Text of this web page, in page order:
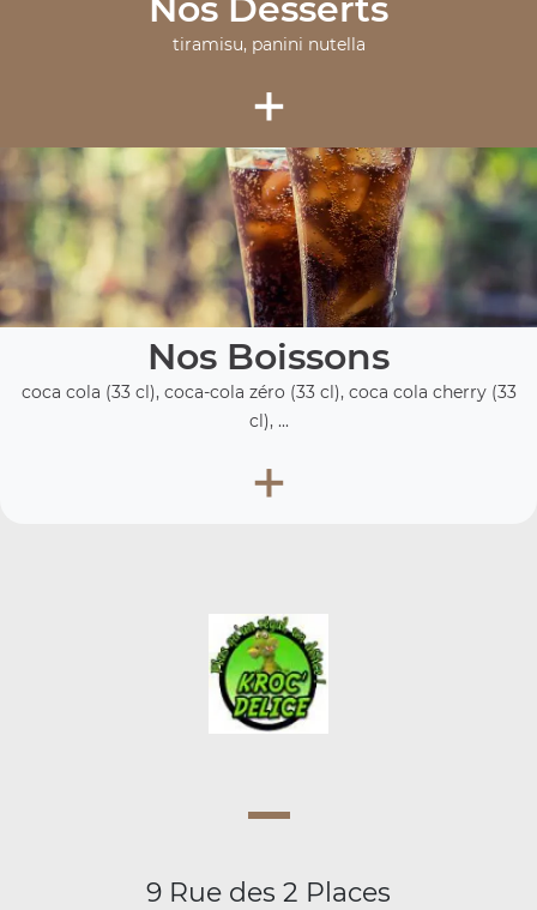
Nos Desserts
tiramisu, panini nutella
+
Nos Boissons
coca cola (33 cl), coca-cola zéro (33 cl), coca cola cherry (33
cl), ...
+
9 Rue des 2 Places